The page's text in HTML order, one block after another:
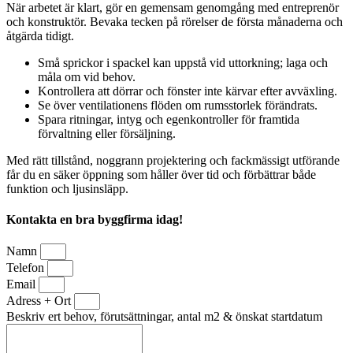
När arbetet är klart, gör en gemensam genomgång med entreprenör
och konstruktör. Bevaka tecken på rörelser de första månaderna och
åtgärda tidigt.
Små sprickor i spackel kan uppstå vid uttorkning; laga och
måla om vid behov.
Kontrollera att dörrar och fönster inte kärvar efter avväxling.
Se över ventilationens flöden om rumsstorlek förändrats.
Spara ritningar, intyg och egenkontroller för framtida
förvaltning eller försäljning.
Med rätt tillstånd, noggrann projektering och fackmässigt utförande
får du en säker öppning som håller över tid och förbättrar både
funktion och ljusinsläpp.
Kontakta en bra byggfirma idag!
Namn
Telefon
Email
Adress + Ort
Beskriv ert behov, förutsättningar, antal m2 & önskat startdatum